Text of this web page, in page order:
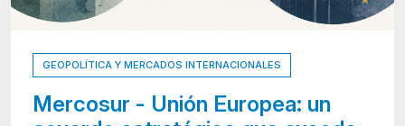
GEOPOLÍTICA Y MERCADOS INTERNACIONALES
Mercosur - Unión Europea: un